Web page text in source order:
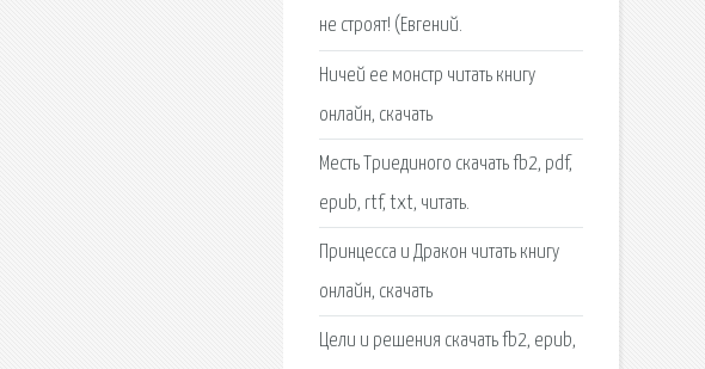
не строят! (Евгений.
Ничей ее монстр читать книгу
онлайн, скачать
Месть Триединого скачать fb2, pdf,
epub, rtf, txt, читать.
Принцесса и Дракон читать книгу
онлайн, скачать
Цели и решения скачать fb2, epub,